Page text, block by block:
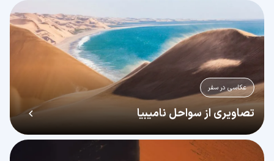
عکاسی در سفر
تصاویری از سواحل نامیبیا